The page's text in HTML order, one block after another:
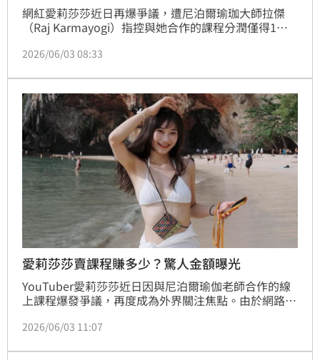
網紅愛莉莎莎近日再爆爭議，遭尼泊爾瑜珈大師拉傑
（Raj Karmayogi）指控與她合作的課程分潤僅得1％
紅陳沂也在社群平台發表自己看法，並力挺愛莉莎莎。
2026/06/03 08:33
愛莉莎莎賣課程賺多少？驚人金額曝光
YouTuber愛莉莎莎近日因與尼泊爾瑜伽老師合作的線
上課程爆發爭議，再度成為外界關注焦點。由於網路上
公開指控分潤不公，對此愛莉莎莎也於2日晚間發布影
2026/06/03 11:07